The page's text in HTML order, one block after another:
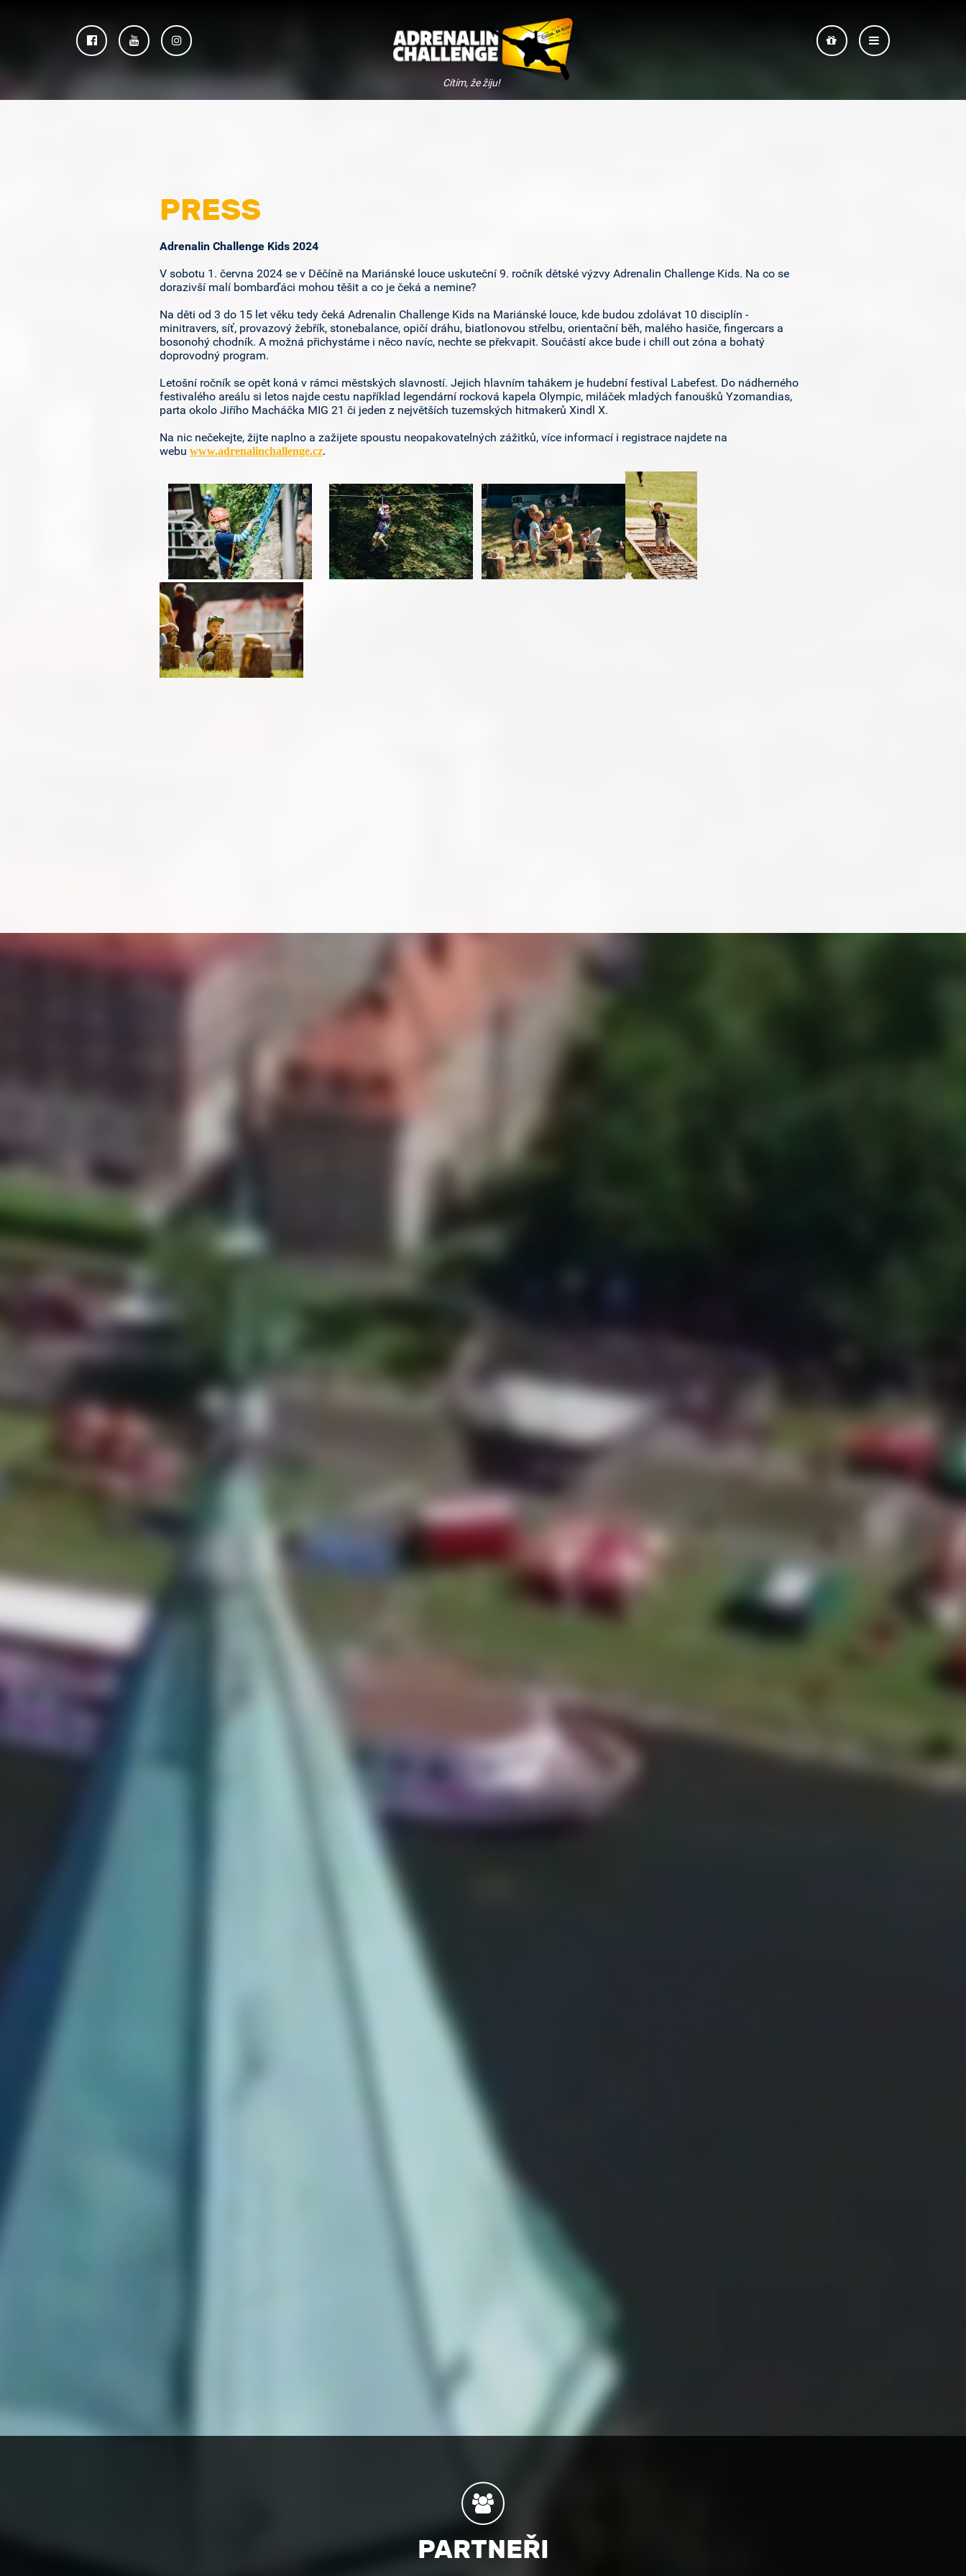
FacebookYouTubeInstagram Adrenalin Challenge
Cítím, že žiju!
Dárkové
Vouchery
Menu
PRESS
Adrenalin Challenge Kids 2024
V sobotu 1. června 2024 se v Děčíně na Mariánské louce uskuteční 9. ročník dětské výzvy Adrenalin Challenge Kids. Na co se
dorazivší malí bombarďáci mohou těšit a co je čeká a nemine?
Na děti od 3 do 15 let věku tedy čeká Adrenalin Challenge Kids na Mariánské louce, kde budou zdolávat 10 disciplín -
minitravers, síť, provazový žebřík, stonebalance, opičí dráhu, biatlonovou střelbu, orientační běh, malého hasiče, fingercars a
bosonohý chodník. A možná přichystáme i něco navíc, nechte se překvapit. Součástí akce bude i chill out zóna a bohatý
doprovodný program.
Letošní ročník se opět koná v rámci městských slavností. Jejich hlavním tahákem je hudební festival Labefest. Do nádherného
festivalého areálu si letos najde cestu například legendární rocková kapela Olympic, miláček mladých fanoušků Yzomandias,
parta okolo Jiřího Macháčka MIG 21 či jeden z největších tuzemských hitmakerů Xindl X.
Na nic nečekejte, žijte naplno a zažijete spoustu neopakovatelných zážitků, více informací i registrace najdete na
webu www.adrenalinchallenge.cz.
PARTNEŘI